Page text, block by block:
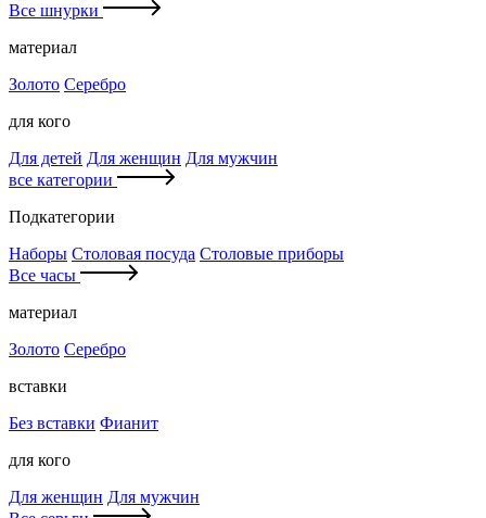
Все шнурки
материал
Золото Серебро
для кого
Для детей Для женщин Для мужчин
все категории
Подкатегории
Наборы Столовая посуда Столовые приборы
Все часы
материал
Золото Серебро
вставки
Без вставки Фианит
для кого
Для женщин Для мужчин